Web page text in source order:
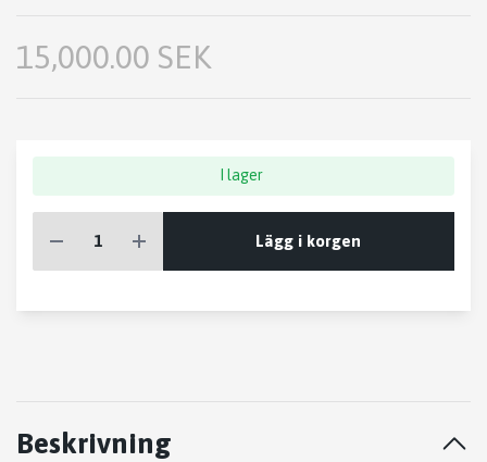
15,000.00 SEK
I lager
Lägg i korgen
Beskrivning